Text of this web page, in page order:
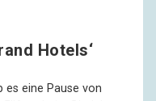
Hotels‘
es eine Pause von